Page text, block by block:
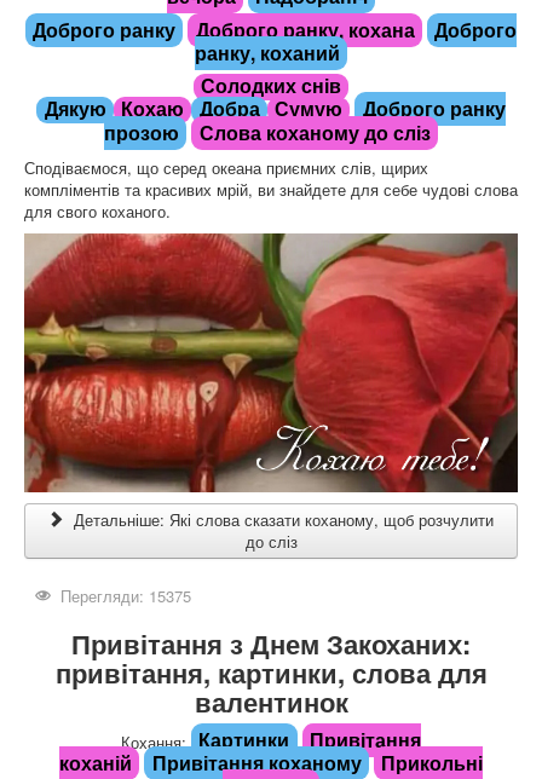
Доброго ранку
Доброго ранку, кохана
Доброго
ранку, коханий
Солодких снів
Дякую
Кохаю Добра Сумую
Доброго ранку
прозою
Слова коханому до сліз
Сподіваємося, що серед океана приємних слів, щирих
компліментів та красивих мрій, ви знайдете для себе чудові слова
для свого коханого.
Детальніше: Які слова сказати коханому, щоб розчулити
до сліз
Перегляди: 15375
Привітання з Днем Закоханих:
привітання, картинки, слова для
валентинок
Кохання: Картинки
Привітання
коханій
Привітання коханому
Прикольні